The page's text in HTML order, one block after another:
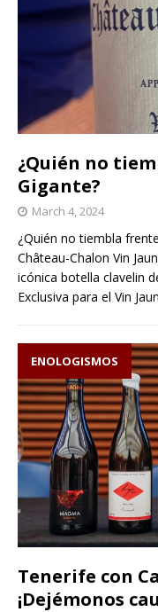
¿Quién no
Gigante?
March 4, 2024
¿Quién no tiembla
Château-Chalon Vin
icónica botella clavelin
Exclusiva para el Vin
ENOLOGISMOS
Tenerife con
¡Dejémonos